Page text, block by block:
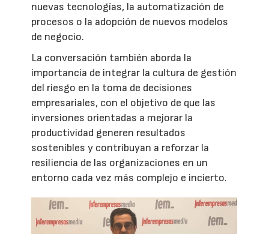
nuevas tecnologías, la automatización de
procesos o la adopción de nuevos modelos
de negocio.
La conversación también aborda la
importancia de integrar la cultura de gestión
del riesgo en la toma de decisiones
empresariales, con el objetivo de que las
inversiones orientadas a mejorar la
productividad generen resultados
sostenibles y contribuyan a reforzar la
resiliencia de las organizaciones en un
entorno cada vez más complejo e incierto.